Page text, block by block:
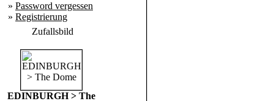
» Password vergessen
» Registrierung
Zufallsbild
EDINBURGH > The